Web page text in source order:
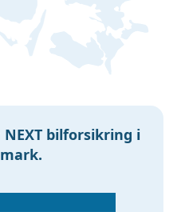
bilforsikring i